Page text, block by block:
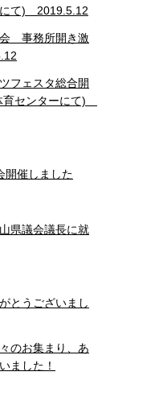
て) 2019.5.12
事務所開き激
フェスタ総合開
センターにて)
開催しました
県議会議長に就
とうございまし
のお集まり、あ
ました！